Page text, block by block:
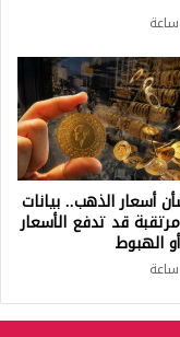
أسعار الذهب.. بيانات
قد تدفع الأسعار
الهبوط